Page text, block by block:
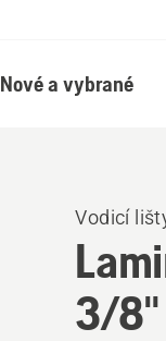
Nové a vybrané
Vodicí
3/8"